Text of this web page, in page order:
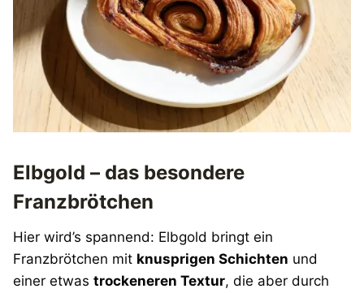
Elbgold – das besondere
Franzbrötchen
Hier wird’s spannend: Elbgold bringt ein
Franzbrötchen mit knusprigen Schichten und
einer etwas trockeneren Textur, die aber durch